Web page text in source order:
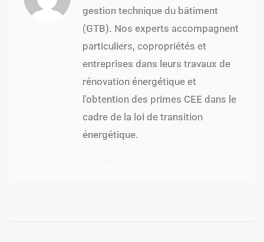
gestion technique du bâtiment
(GTB). Nos experts accompagnent
particuliers, copropriétés et
entreprises dans leurs travaux de
rénovation énergétique et
l'obtention des primes CEE dans le
cadre de la loi de transition
énergétique.